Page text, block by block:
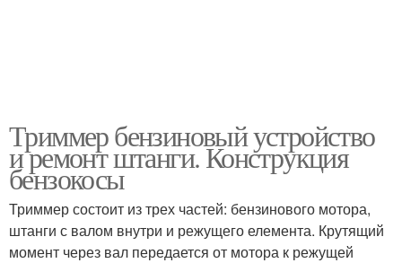
Триммер бензиновый устройство
и ремонт штанги. Конструкция
бензокосы
Триммер состоит из трех частей: бензинового мотора,
штанги с валом внутри и режущего елемента. Крутящий
момент через вал передается от мотора к режущей